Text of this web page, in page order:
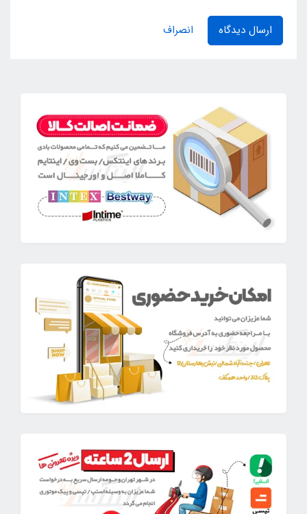
ارسال دیدگاه انصراف